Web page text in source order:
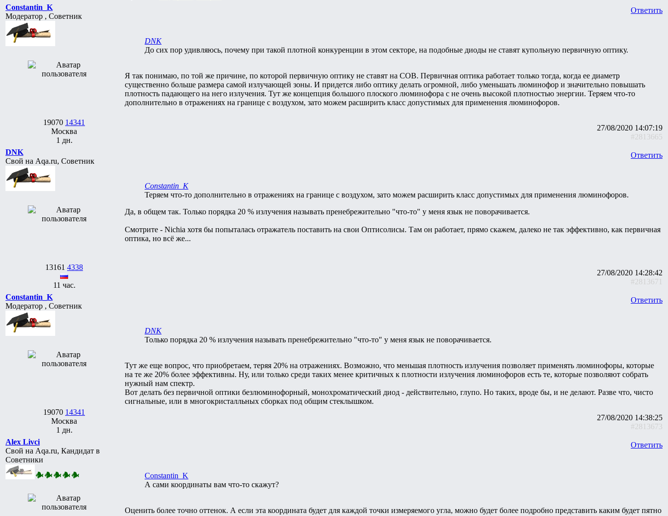
Constantin_K
Модератор , Советник
19070 14341
Москва
1 дн.
Ответить
DNK
До сих пор удивляюсь, почему при такой плотной конкуренции в этом секторе, на подобные диоды не ставят купольную первичную оптику.
Я так понимаю, по той же причине, по которой первичную оптику не ставят на COB. Первичная оптика работает только тогда, когда ее диаметр
существенно больше размера самой излучающей зоны. И придется либо оптику делать огромной, либо уменьшать люминофор и значительно повышать
плотность падающего на него излучения. Тут же концепция большого плоского люминофора с не очень высокой плотностью энергии. Теряем что-то
дополнительно в отражениях на границе с воздухом, зато можем расширить класс допустимых для применения люминофоров.
27/08/2020 14:07:19
#2813665
DNK
Свой на Aqa.ru, Советник
13161 4338
11 час.
Ответить
Constantin_K
Теряем что-то дополнительно в отражениях на границе с воздухом, зато можем расширить класс допустимых для применения люминофоров.
Да, в общем так. Только порядка 20 % излучения называть пренебрежительно "что-то" у меня язык не поворачивается.
Смотрите - Nichia хотя бы попыталась отражатель поставить на свои Оптисолисы. Там он работает, прямо скажем, далеко не так эффективно, как первичная
оптика, но всё же...
27/08/2020 14:28:42
#2813671
Constantin_K
Модератор , Советник
19070 14341
Москва
1 дн.
Ответить
DNK
Только порядка 20 % излучения называть пренебрежительно "что-то" у меня язык не поворачивается.
Тут же еще вопрос, что приобретаем, теряя 20% на отражениях. Возможно, что меньшая плотность излучения позволяет применять люминофоры, которые
на те же 20% более эффективны. Ну, или только среди таких менее критичных к плотности излучения люминофоров есть те, которые позволяют собрать
нужный нам спектр.
Вот делать без первичной оптики безлюминофорный, монохроматический диод - действительно, глупо. Но таких, вроде бы, и не делают. Разве что, чисто
сигнальные, или в многокристалльных сборках под общим стеклышком.
27/08/2020 14:38:25
#2813673
Alex Livci
Свой на Aqa.ru, Кандидат в
Советники
Ответить
Constantin_K
А сами координаты вам что-то скажут?
Оценить более точно оттенок. А если эта координата будет для каждой точки измеряемого угла, можно будет более подробно представить каким будет пятно